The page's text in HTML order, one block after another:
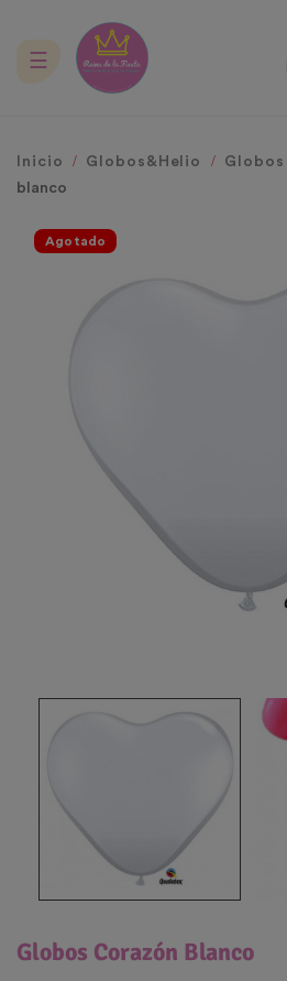
Navegación
☰
Inicio Globos&Helio
blanco
Agotado
Globos Corazón Blanco